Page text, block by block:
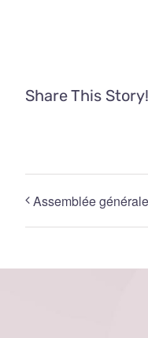
Share This Story!
Assemblée